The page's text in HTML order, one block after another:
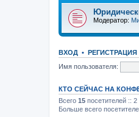
Модератор:
ВХОД • РЕГИСТРАЦИЯ
Имя пользователя:
КТО СЕЙЧАС НА
Всего 15 посетителей ::
Больше всего